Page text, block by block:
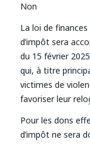
Non
La loi de
d’impôt sera
du 15 février
qui, à titre
victimes de
favoriser leur
Pour les dons
d’impôt ne sera